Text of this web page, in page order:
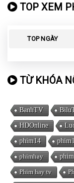
TOP XEM
TOP NGÀY
TỪ KHÓA
BanhTV
HDOnline
phim14
phimhay
Phim hay tv